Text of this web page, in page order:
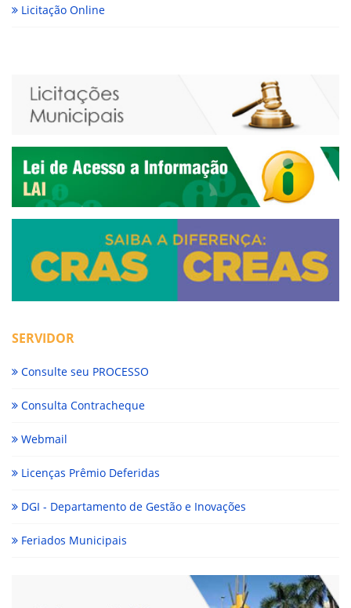
Licitação Online
SERVIDOR
Consulte seu PROCESSO
Consulta Contracheque
Webmail
Licenças Prêmio Deferidas
DGI - Departamento de Gestão e Inovações
Feriados Municipais